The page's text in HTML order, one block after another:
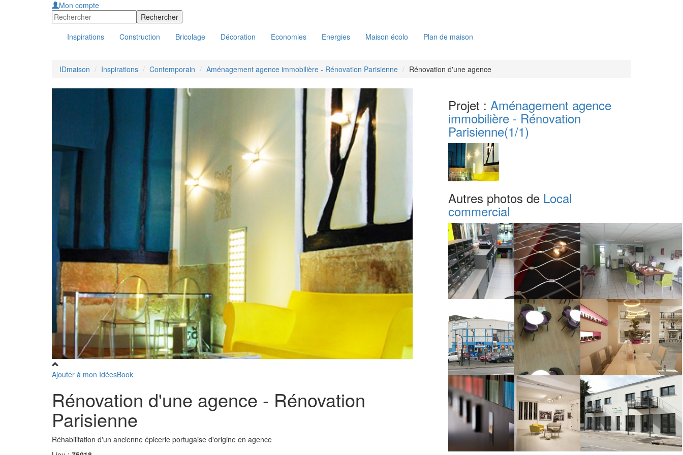
Mon compte
Inspirations Construction Bricolage Décoration Economies Energies Maison écolo Plan de maison
IDmaison Inspirations Contemporain Aménagement agence immobilière - Rénovation Parisienne Rénovation d'une agence
Ajouter à mon IdéesBook
Rénovation d'une agence - Rénovation
Parisienne
Réhabilitation d'un ancienne épicerie portugaise d'origine en agence
Projet : Aménagement agence
immobilière - Rénovation
Parisienne(1/1)
Autres photos de Local
commercial